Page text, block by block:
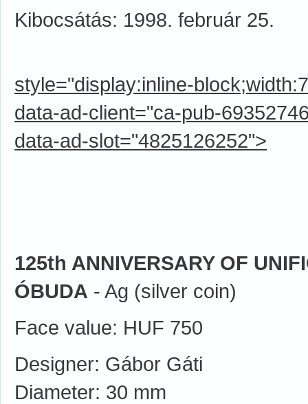
Kibocsátás: 1998. február 25.
style="display:inline-
data-ad-client="ca-pub-
data-ad-slot="4825126252">
125th ANNIVERSARY OF
ÓBUDA - Ag (silver coin)
Face value: HUF 750
Designer: Gábor Gáti
Diameter: 30 mm